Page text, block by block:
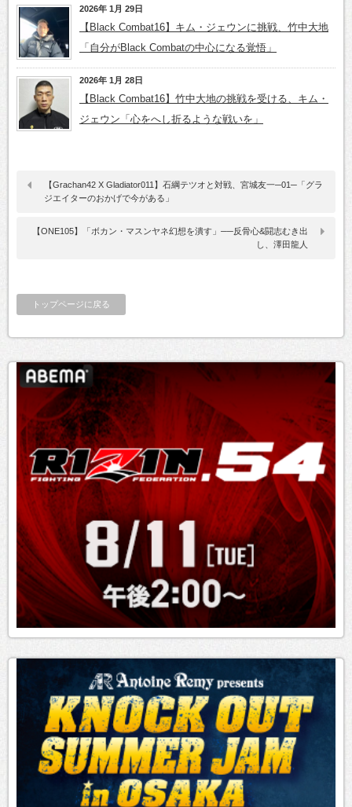
2026年 1月 29日
【Black Combat16】キム・ジェウンに挑戦、竹中大地
「自分がBlack Combatの中心になる覚悟」
2026年 1月 28日
【Black Combat16】竹中大地の挑戦を受ける、キム・
ジェウン「心をへし折るような戦いを」
【Grachan42 X Gladiator011】石綱テツオと対戦、宮城友一─01─「グラ
ジエイターのおかげで今がある」
【ONE105】「ボカン・マスンヤネ幻想を潰す」──反骨心&闘志むき出
し、澤田龍人
トップページに戻る